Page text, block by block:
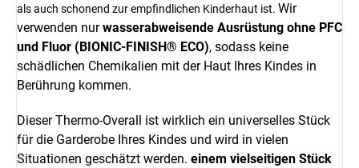
als auch schonend zur empfindlichen Kinderhaut ist. Wir
verwenden nurwasserabweisende Ausrüstung ohne PFC
und Fluor (BIONIC-FINISH® ECO), sodass keine
schädlichen Chemikalien mit der Haut Ihres Kindes in
Berührung kommen.
Dieser Thermo-Overall ist wirklich ein universelles Stück
für die Garderobe Ihres Kindes und wird in vielen
Situationen geschätzt werden. einem vielseitigen Stück